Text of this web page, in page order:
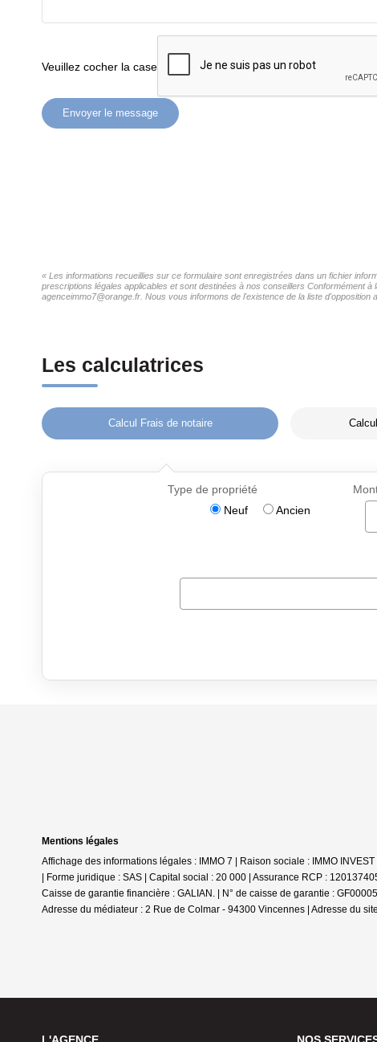
Veuillez cocher la case
Envoyer le message
« Les informations recueillies sur ce formulaire sont enregistrées dans un fichier
prescriptions légales applicables et sont destinées à nos conseillers Conformément
agenceimmo7@orange.fr. Nous vous informons de l'existence de la liste
Les calculatrices
Calcul Frais de notaire
Mentions légales
Affichage des informations légales : IMMO 7 | Raison sociale : IMMO
| Forme juridique : SAS | Capital social : 20 000 | Assurance RCP :
Caisse de garantie financière : GALIAN. | N° de caisse de garantie :
Adresse du médiateur : 2 Rue de Colmar - 94300 Vincennes | Adresse du